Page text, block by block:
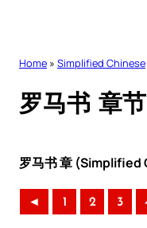
Home » Simplified Chinese
罗马书 章
罗马书 章 (Simplified
◄ 1 2 3